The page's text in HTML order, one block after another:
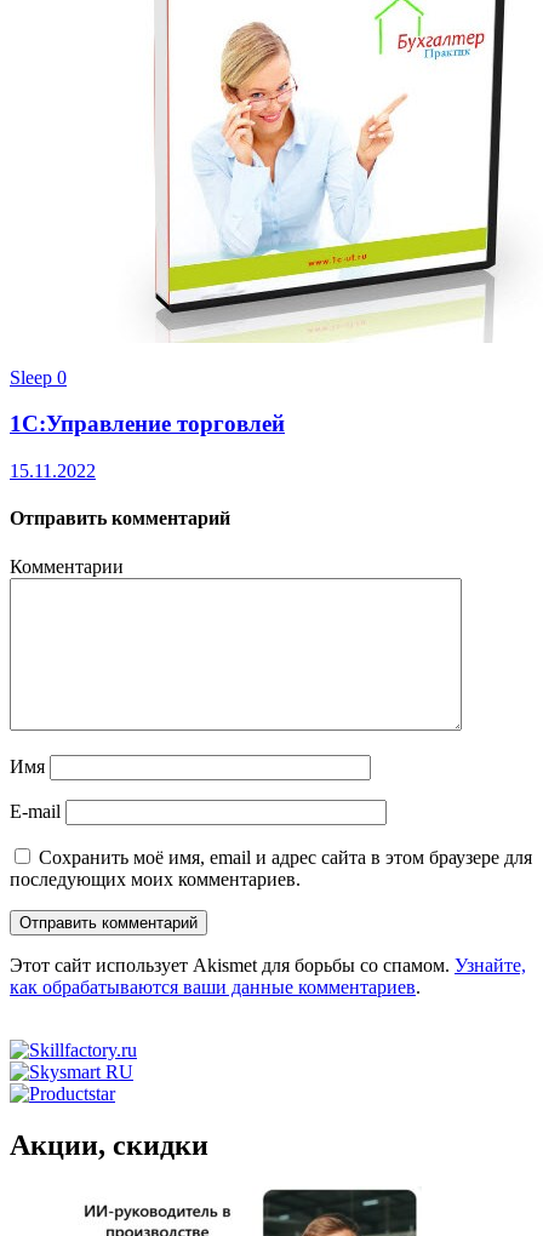
Sleep 0
1С:Управление торговлей
15.11.2022
Отправить комментарий
Комментарии
Имя
E-mail
Сохранить моё имя, email и адрес сайта в этом браузере для
последующих моих комментариев.
Этот сайт использует Akismet для борьбы со спамом. Узнайте,
как обрабатываются ваши данные комментариев.
Акции, скидки